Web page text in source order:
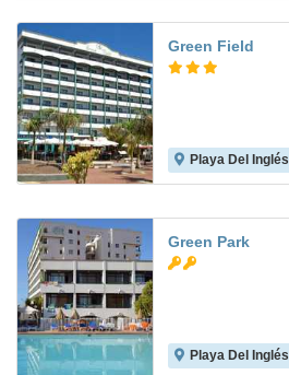
Green Field
Playa Del Inglés
Green Park
Playa Del Inglés